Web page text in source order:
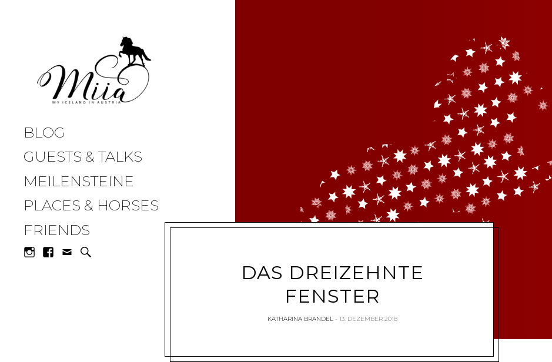
miia.at
BLOG
GUESTS & TALKS
MEILENSTEINE
PLACES & HORSES
FRIENDS
DAS DREIZEHNTE
FENSTER
KATHARINA BRANDEL 13. DEZEMBER 2018